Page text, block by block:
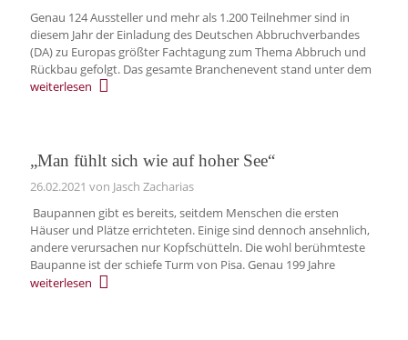
Genau 124 Aussteller und mehr als 1.200 Teilnehmer sind in
diesem Jahr der Einladung des Deutschen Abbruchverbandes
(DA) zu Europas größter Fachtagung zum Thema Abbruch und
Rückbau gefolgt. Das gesamte Branchenevent stand unter dem
weiterlesen
„Man fühlt sich wie auf hoher See“
26.02.2021 von Jasch Zacharias
Baupannen gibt es bereits, seitdem Menschen die ersten
Häuser und Plätze errichteten. Einige sind dennoch ansehnlich,
andere verursachen nur Kopfschütteln. Die wohl berühmteste
Baupanne ist der schiefe Turm von Pisa. Genau 199 Jahre
weiterlesen